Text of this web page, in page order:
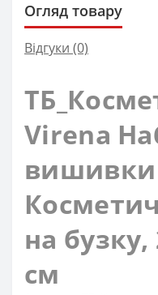
Огляд товару
Відгуки (0)
Virena
вишивки
на бузку,
см